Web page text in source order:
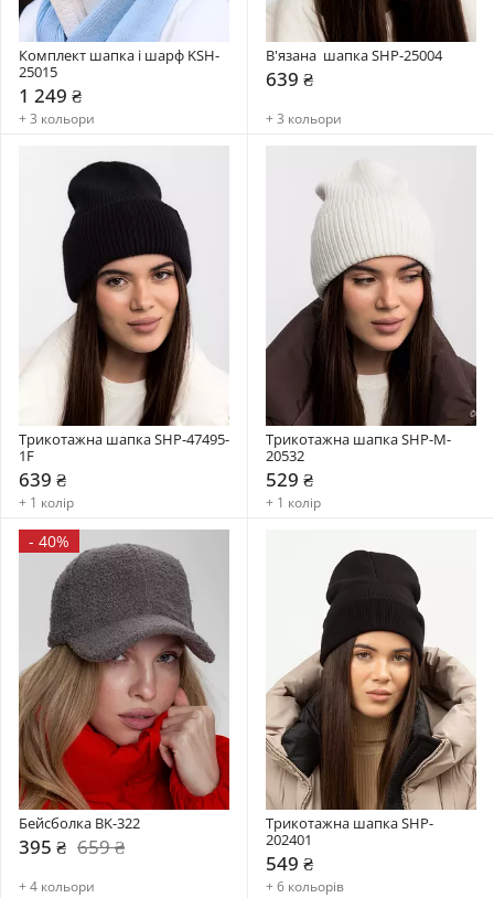
Комплект шапка і шарф KSH-
25015
1 249 ₴
+ 3 кольори
В'язана  шапка SHP-25004
639 ₴
+ 3 кольори
Трикотажна шапка SHP-47495-
1F
639 ₴
+ 1 колір
Трикотажна шапка SHP-M-
20532
529 ₴
+ 1 колір
- 40%
Бейсболка BK-322
395 ₴ 659 ₴
+ 4 кольори
Трикотажна шапка SHP-
202401
549 ₴
+ 6 кольорів